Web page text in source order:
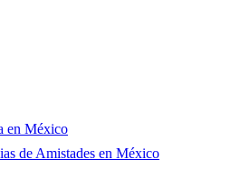
en México
de Amistades en México